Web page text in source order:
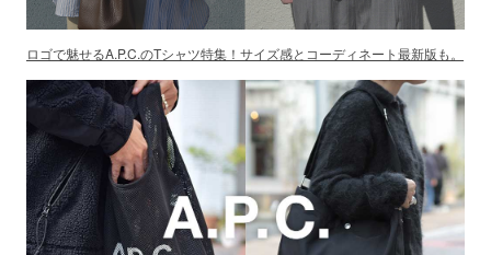
ロゴで魅せるA.P.C.のTシャツ特集！サイズ感とコーディネート最新版も。